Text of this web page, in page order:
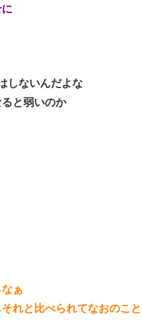
しないんだよな
と弱いのか
ぁ
れと比べられてなおのこと